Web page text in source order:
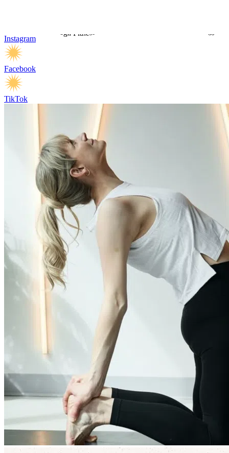
Instagram
Facebook
TikTok